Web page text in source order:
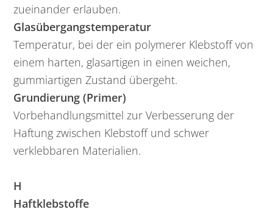
zueinander erlauben.
Glasübergangstemperatur
Temperatur, bei der ein polymerer Klebstoff von
einem harten, glasartigen in einen weichen,
gummiartigen Zustand übergeht.
Grundierung (Primer)
Vorbehandlungsmittel zur Verbesserung der
Haftung zwischen Klebstoff und schwer
verklebbaren Materialien.
H
Haftklebstoffe